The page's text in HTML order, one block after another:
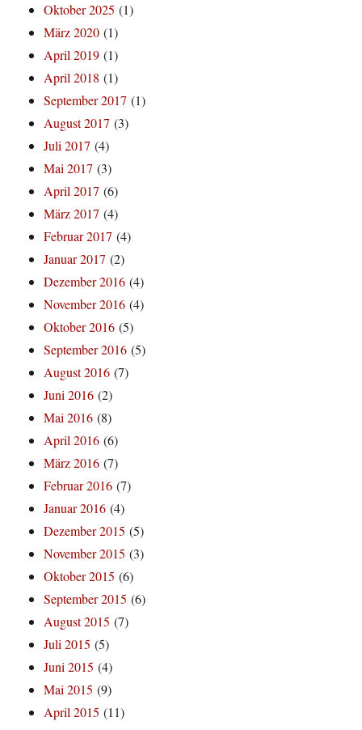
Oktober 2025 (1)
März 2020 (1)
April 2019 (1)
April 2018 (1)
September 2017 (1)
August 2017 (3)
Juli 2017 (4)
Mai 2017 (3)
April 2017 (6)
März 2017 (4)
Februar 2017 (4)
Januar 2017 (2)
Dezember 2016 (4)
November 2016 (4)
Oktober 2016 (5)
September 2016 (5)
August 2016 (7)
Juni 2016 (2)
Mai 2016 (8)
April 2016 (6)
März 2016 (7)
Februar 2016 (7)
Januar 2016 (4)
Dezember 2015 (5)
November 2015 (3)
Oktober 2015 (6)
September 2015 (6)
August 2015 (7)
Juli 2015 (5)
Juni 2015 (4)
Mai 2015 (9)
April 2015 (11)